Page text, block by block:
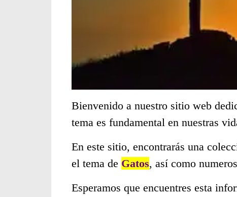
Bienvenido a nuestro sitio web
tema es fundamental en nuestras
En este sitio, encontrarás una
el tema de Gatos, así como
Esperamos que encuentres esta